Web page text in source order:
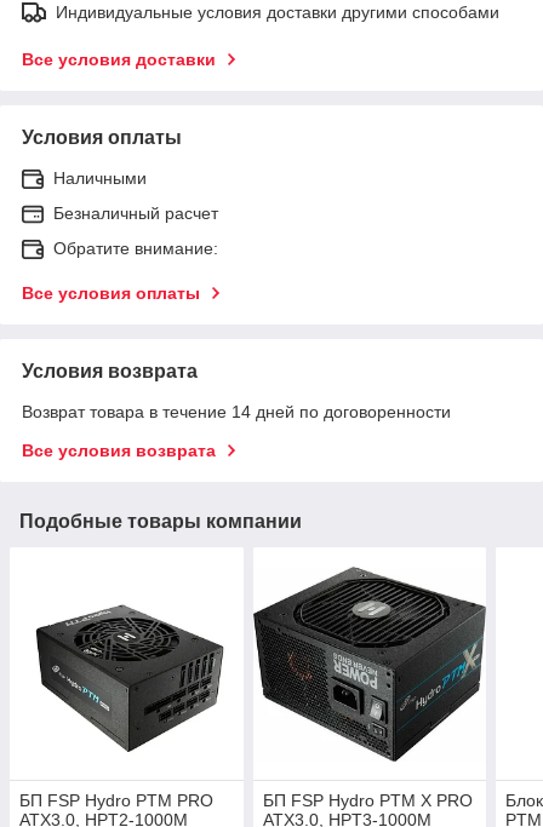
Индивидуальные условия доставки другими способами
Все условия доставки
Условия оплаты
Наличными
Безналичный расчет
Обратите внимание:
Все условия оплаты
Условия возврата
Возврат товара в течение 14 дней по договоренности
Все условия возврата
Подобные товары компании
БП FSP Hydro PTM PRO
ATX3.0, HPT2-1000M
БП FSP Hydro PTM X PRO
ATX3.0, HPT3-1000M